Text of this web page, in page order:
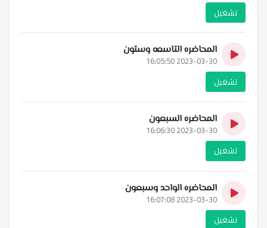
تشغيل
المحاضره التاسعه وستون
2023-03-30 16:05:50
تشغيل
المحاضره السبعون
2023-03-30 16:06:30
تشغيل
المحاضره الواحد وسبعون
2023-03-30 16:07:08
تشغيل